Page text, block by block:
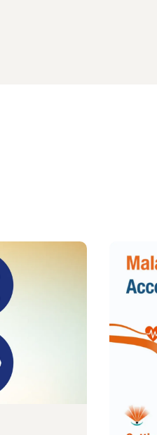
si conferma un